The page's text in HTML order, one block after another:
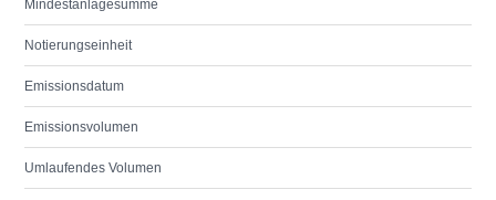
Mindestanlagesumme
Notierungseinheit
Emissionsdatum
Emissionsvolumen
Umlaufendes Volumen